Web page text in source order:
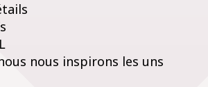
nous inspirons les uns